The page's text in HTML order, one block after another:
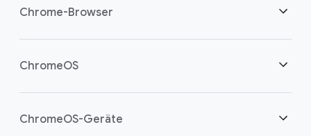
Sicherheit
Chrome-Browser
Übersicht
ChromeOS
Übersicht
ChromeOS-Geräte